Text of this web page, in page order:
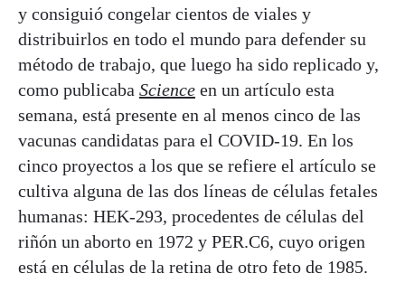
y consiguió congelar cientos de viales y
distribuirlos en todo el mundo para defender su
método de trabajo, que luego ha sido replicado y,
como publicaba Science en un artículo esta
semana, está presente en al menos cinco de las
vacunas candidatas para el COVID-19. En los
cinco proyectos a los que se refiere el artículo se
cultiva alguna de las dos líneas de células fetales
humanas: HEK-293, procedentes de células del
riñón un aborto en 1972 y PER.C6, cuyo origen
está en células de la retina de otro feto de 1985.